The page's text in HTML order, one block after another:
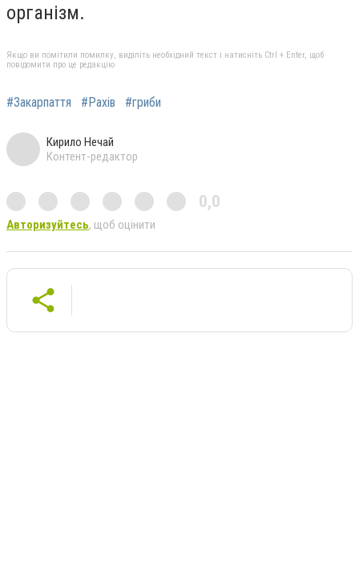
організм.
Якщо ви помітили помилку, виділіть необхідний текст і натисніть Ctrl + Enter, щоб
повідомити про це редакцію
#Закарпаття #Рахів #гриби
Кирило Нечай
Контент-редактор
0,0
Авторизуйтесь, щоб оцінити